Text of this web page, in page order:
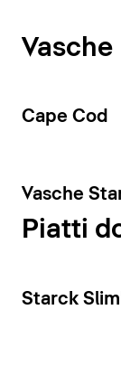
Vasche
Cape Cod
Vasche
Piatti
Starck